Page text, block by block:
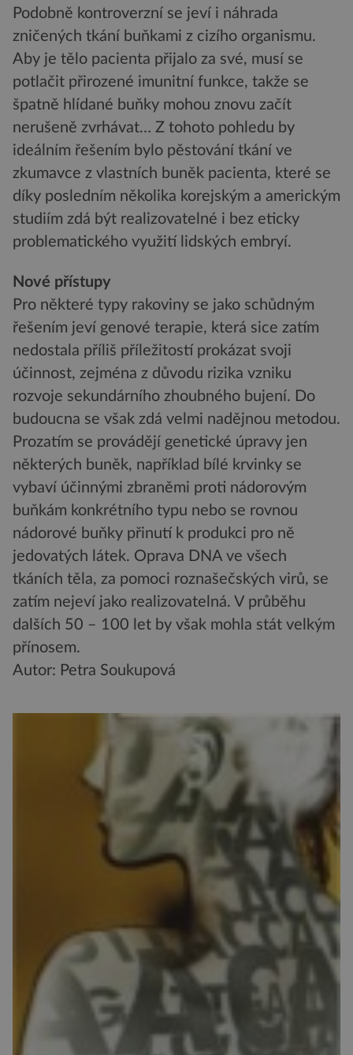
Podobně kontroverzní se jeví i náhrada
zničených tkání buňkami z cizího organismu.
Aby je tělo pacienta přijalo za své, musí se
potlačit přirozené imunitní funkce, takže se
špatně hlídané buňky mohou znovu začít
nerušeně zvrhávat… Z tohoto pohledu by
ideálním řešením bylo pěstování tkání ve
zkumavce z vlastních buněk pacienta, které se
díky posledním několika korejským a americkým
studiím zdá být realizovatelné i bez eticky
problematického využití lidských embryí.
Nové přístupy
Pro některé typy rakoviny se jako schůdným
řešením jeví genové terapie, která sice zatím
nedostala příliš příležitostí prokázat svoji
účinnost, zejména z důvodu rizika vzniku
rozvoje sekundárního zhoubného bujení. Do
budoucna se však zdá velmi nadějnou metodou.
Prozatím se provádějí genetické úpravy jen
některých buněk, například bílé krvinky se
vybaví účinnými zbraněmi proti nádorovým
buňkám konkrétního typu nebo se rovnou
nádorové buňky přinutí k produkci pro ně
jedovatých látek. Oprava DNA ve všech
tkáních těla, za pomoci roznašečských virů, se
zatím nejeví jako realizovatelná. V průběhu
dalších 50 – 100 let by však mohla stát velkým
přínosem.
Autor: Petra Soukupová